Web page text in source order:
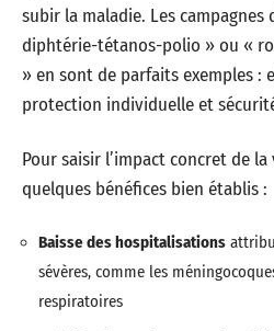
subir la maladie. Les campagnes
diphtérie-tétanos-polio » ou «
» en sont de parfaits exemples :
protection individuelle et
Pour saisir l’impact concret de
quelques bénéfices bien établis :
Baisse des hospitalisations
sévères, comme les
respiratoires